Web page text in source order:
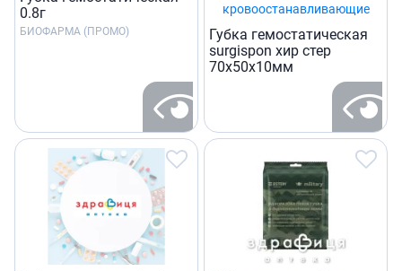
0.8г
БИОФАРМА (ПРОМО)
Губка гемостатическая
surgispon хир стер
70х50х10мм